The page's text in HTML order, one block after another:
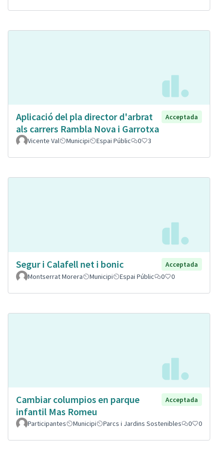
Aplicació del pla director d'arbrat
als carrers Rambla Nova i Garrotxa
Acceptada
Vicente Val Municipi Espai Públic 0 3
Segur i Calafell net i bonic
Acceptada
Montserrat Morera
Municipi Espai Públic 0 0
Cambiar columpios en parque
infantil Mas Romeu
Acceptada
Participantes Municipi Parcs i Jardins Sostenibles 0 0